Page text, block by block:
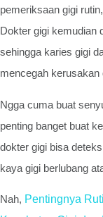
pemeriksaan gigi
Dokter gigi kemudian
sehingga karies gigi
mencegah kerusakan
Ngga cuma buat
penting banget buat
dokter gigi bisa
kaya gigi berlubang
Nah, Pentingnya